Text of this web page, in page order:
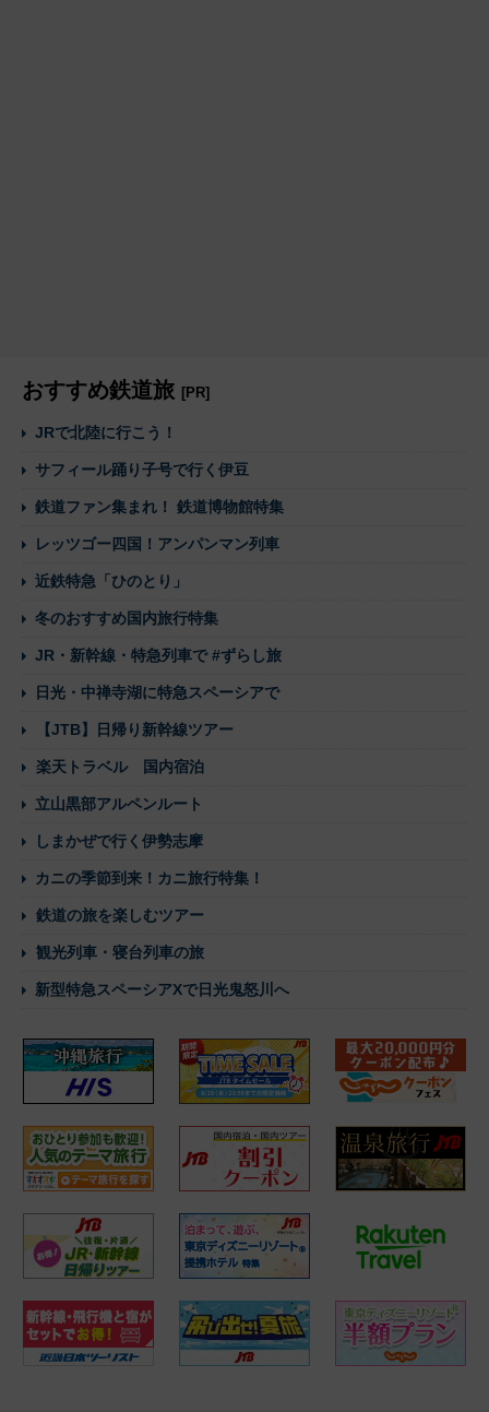
おすすめ鉄道旅 [PR]
JRで北陸に行こう！
サフィール踊り子号で行く伊豆
鉄道ファン集まれ！ 鉄道博物館特集
レッツゴー四国！アンパンマン列車
近鉄特急「ひのとり」
冬のおすすめ国内旅行特集
JR・新幹線・特急列車で #ずらし旅
日光・中禅寺湖に特急スペーシアで
【JTB】日帰り新幹線ツアー
楽天トラベル 国内宿泊
立山黒部アルペンルート
しまかぜで行く伊勢志摩
カニの季節到来！カニ旅行特集！
鉄道の旅を楽しむツアー
観光列車・寝台列車の旅
新型特急スペーシアXで日光鬼怒川へ